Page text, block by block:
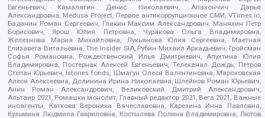
Евгеньевич, Камалягин Денис Николаевич, Апахончич Дарья
Александровна, Medusa Project, Первое антикоррупционное СМИ, VTimes.io,
Баданин Роман Сергеевич, Гликин Максим Александрович, Маняхин Петр
Борисович, Ярош Юлия Петровна, Чуракова Ольга Владимировна,
Железнова Мария Михайловна, Лукьянова Юлия Сергеевна, Маетная
Елизавета Витальевна, The Insider SIA, Рубин Михаил Аркадьевич, Гройсман
Софья Романовна, Рождественский Илья Дмитриевич, Апухтина Юлия
Владимировна, Постернак Алексей Евгеньевич, Телеканал Дождь, Петров
Степан Юрьевич, Istories fonds, Шмагун Олеся Валентиновна, Мароховская
Алеся Алексеевна, Долинина Ирина Николаевна, Шлейнов Роман Юрьевич,
Анин Роман Александрович, Великовский Дмитрий Александрович,
Альтаир 2021, Ромашки монолит, Главный редактор 2021, Вега 2021, Важные
иноагенты, Каткова Вероника Вячеславовна, Карезина Инна Павловна,
Кузьмина Людмила Гавриловна, Костылева Полина Владимировна, Лютов